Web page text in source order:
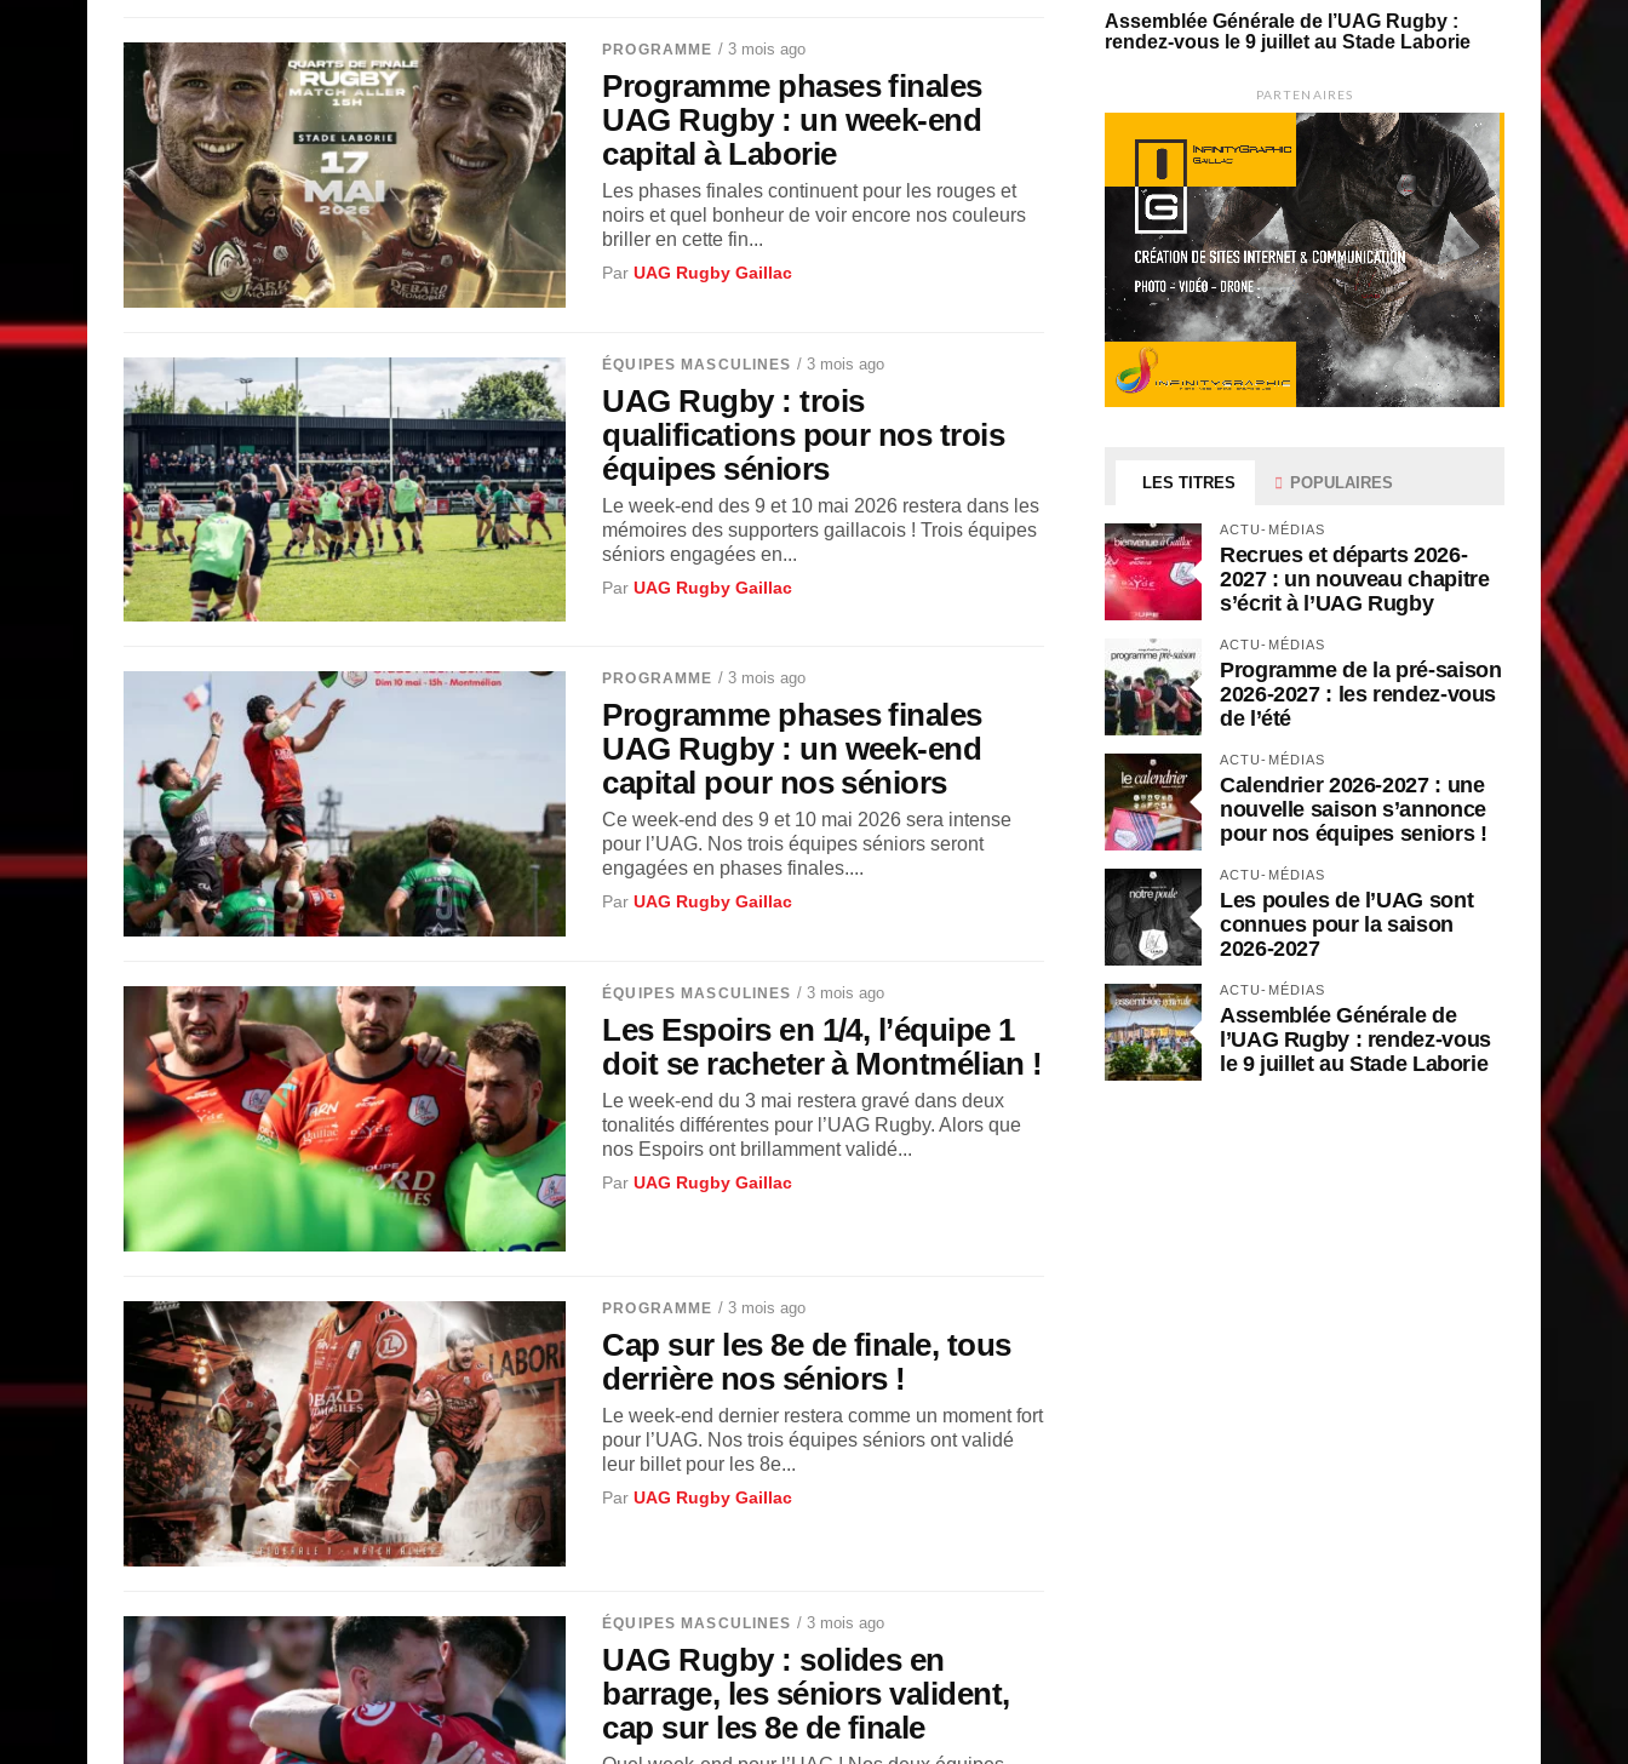
PROGRAMME / 3 mois ago
Programme phases finales
UAG Rugby : un week-end
capital à Laborie
Les phases finales continuent pour les rouges et
noirs et quel bonheur de voir encore nos couleurs
briller en cette fin...
ParUAG Rugby Gaillac
ÉQUIPES MASCULINES / 3 mois ago
UAG Rugby : trois
qualifications pour nos trois
équipes séniors
Le week-end des 9 et 10 mai 2026 restera dans les
mémoires des supporters gaillacois ! Trois équipes
séniors engagées en...
ParUAG Rugby Gaillac
PROGRAMME / 3 mois ago
Programme phases finales
UAG Rugby : un week-end
capital pour nos séniors
Ce week-end des 9 et 10 mai 2026 sera intense
pour l’UAG. Nos trois équipes séniors seront
engagées en phases finales....
ParUAG Rugby Gaillac
ÉQUIPES MASCULINES / 3 mois ago
Les Espoirs en 1/4, l’équipe 1
doit se racheter à Montmélian !
Le week-end du 3 mai restera gravé dans deux
tonalités différentes pour l’UAG Rugby. Alors que
nos Espoirs ont brillamment validé...
ParUAG Rugby Gaillac
PROGRAMME / 3 mois ago
Cap sur les 8e de finale, tous
derrière nos séniors !
Le week-end dernier restera comme un moment fort
pour l’UAG. Nos trois équipes séniors ont validé
leur billet pour les 8e...
ParUAG Rugby Gaillac
ÉQUIPES MASCULINES / 3 mois ago
UAG Rugby : solides en
barrage, les séniors valident,
cap sur les 8e de finale
Assemblée Générale de l’UAG Rugby :
rendez-vous le 9 juillet au Stade Laborie
PARTENAIRES
LES TITRES POPULAIRES
ACTU-MÉDIAS
Recrues et départs 2026-
2027 : un nouveau chapitre
s’écrit à l’UAG Rugby
ACTU-MÉDIAS
Programme de la pré-saison
2026-2027 : les rendez-vous
de l’été
ACTU-MÉDIAS
Calendrier 2026-2027 : une
nouvelle saison s’annonce
pour nos équipes seniors !
ACTU-MÉDIAS
Les poules de l’UAG sont
connues pour la saison
2026-2027
ACTU-MÉDIAS
Assemblée Générale de
l’UAG Rugby : rendez-vous
le 9 juillet au Stade Laborie